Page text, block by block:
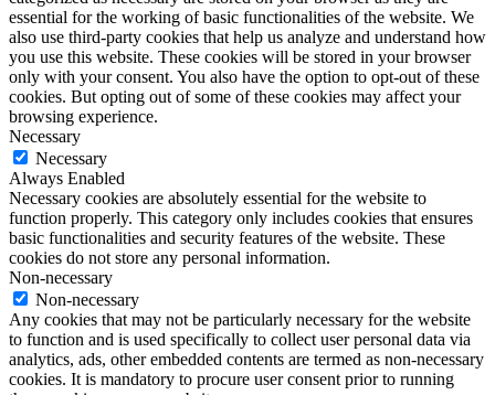
essential for the working of basic functionalities of the website. We
also use third-party cookies that help us analyze and understand how
you use this website. These cookies will be stored in your browser
only with your consent. You also have the option to opt-out of these
cookies. But opting out of some of these cookies may affect your
browsing experience.
Necessary
Necessary
Always Enabled
Necessary cookies are absolutely essential for the website to
function properly. This category only includes cookies that ensures
basic functionalities and security features of the website. These
cookies do not store any personal information.
Non-necessary
Non-necessary
Any cookies that may not be particularly necessary for the website
to function and is used specifically to collect user personal data via
analytics, ads, other embedded contents are termed as non-necessary
cookies. It is mandatory to procure user consent prior to running